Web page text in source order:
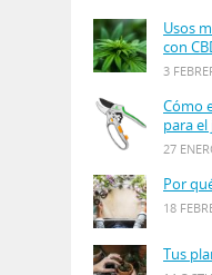
Usos
con
3
Cómo
para
27
Por
18
Tus